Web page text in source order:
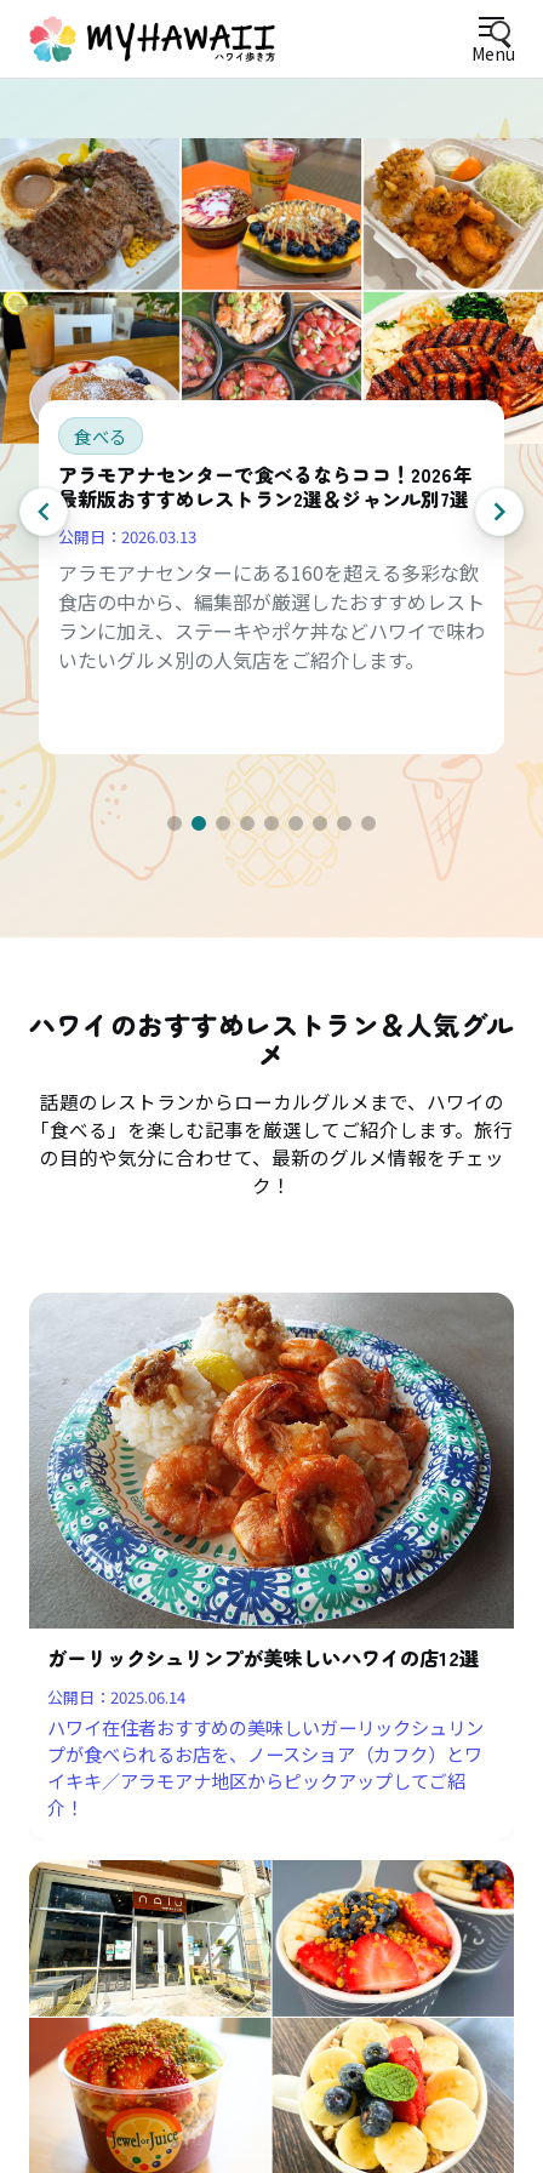
Menu
食べる
アラモアナセンターで食べるならココ！2026年
最新版おすすめレストラン2選＆ジャンル別7選
公開日： 2026.03.13
アラモアナセンターにある160を超える多彩な飲
食店の中から、編集部が厳選したおすすめレスト
ランに加え、ステーキやポケ丼などハワイで味わ
いたいグルメ別の人気店をご紹介します。
ハワイのおすすめレストラン＆人気グル
メ
話題のレストランからローカルグルメまで、ハワイの
「食べる」を楽しむ記事を厳選してご紹介します。旅行
の目的や気分に合わせて、最新のグルメ情報をチェッ
ク！
ガーリックシュリンプが美味しいハワイの店12選
公開日：2025.06.14
ハワイ在住者おすすめの美味しいガーリックシュリン
プが食べられるお店を、ノースショア（カフク）とワ
イキキ／アラモアナ地区からピックアップしてご紹
介！